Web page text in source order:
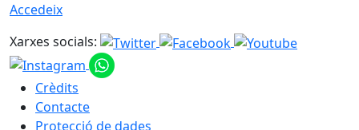
Accedeix
Xarxes socials:
Crèdits
Contacte
Protecció de dades